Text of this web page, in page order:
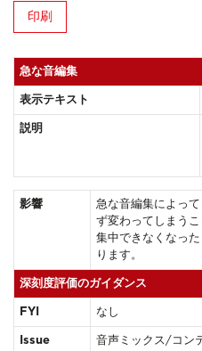
印刷
急な音編集
表示テキスト
説明
影響
急な音編集によっ
ず変わってしまう
集中できなくなっ
ります。
深刻度評価のガイダンス
FYI なし
Issue
音声ミックス/コン